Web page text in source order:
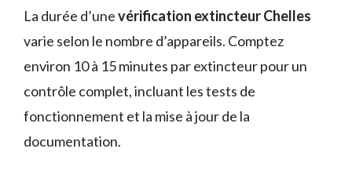
La durée d’unevérification extincteur Chelles
varie selon le nombre d’appareils. Comptez
environ 10 à 15 minutes par extincteur pour un
contrôle complet, incluant les tests de
fonctionnement et la mise à jour de la
documentation.